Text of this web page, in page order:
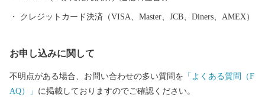
クレジットカード決済（VISA、Master、JCB、Diners、AMEX）
お申し込みに関して
不明点がある場合、お問い合わせの多い質問を 「よくある質問（F
AQ）」 に掲載しておりますのでご確認ください。